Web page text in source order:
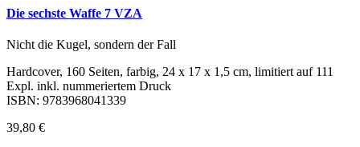
Die sechste Waffe 7 VZA
Nicht die Kugel, sondern der Fall
Hardcover, 160 Seiten, farbig, 24 x 17 x 1,5 cm, limitiert auf 111
Expl. inkl. nummeriertem Druck
ISBN: 9783968041339
39,80 €